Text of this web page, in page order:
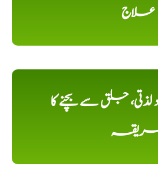
علاج
جلق سے بچنے کا